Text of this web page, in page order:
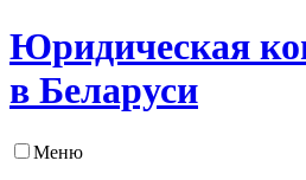
Юридическая
в Беларуси
Меню